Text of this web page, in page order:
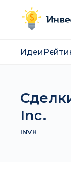
Идеи
Inc.
INVH